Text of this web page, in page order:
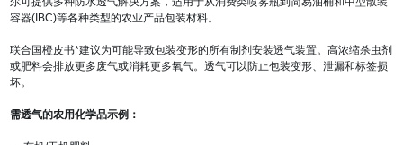
容器(IBC)等各种类型的农业产品包装材料。
联合国橙皮书*建议为可能导致包装变形的所有制剂安装透气装置。高浓缩杀虫剂
或肥料会排放更多废气或消耗更多氧气。透气可以防止包装变形、泄漏和标签损
坏。
需透气的农用化学品示例：